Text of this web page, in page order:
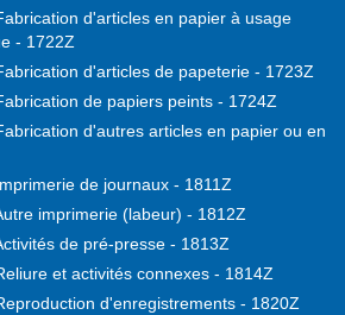
d'articles en papier à usage
- 1722Z
d'articles de papeterie - 1723Z
de papiers peints - 1724Z
d'autres articles en papier ou en
de journaux - 1811Z
imprimerie (labeur) - 1812Z
de pré-presse - 1813Z
et activités connexes - 1814Z
d'enregistrements - 1820Z